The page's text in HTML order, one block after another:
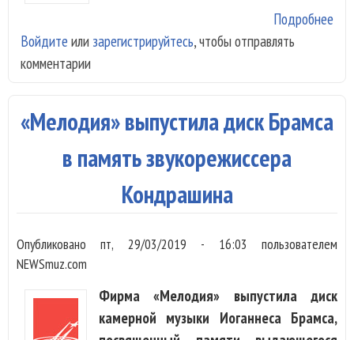
Подробнее
Войдите или зарегистрируйтесь, чтобы отправлять
комментарии
«Мелодия» выпустила диск Брамса
в память звукорежиссера
Кондрашина
Опубликованопт, 29/03/2019 - 16:03 пользователем
NEWSmuz.com
Фирма «Мелодия» выпустила диск
камерной музыки Иоганнеса Брамса,